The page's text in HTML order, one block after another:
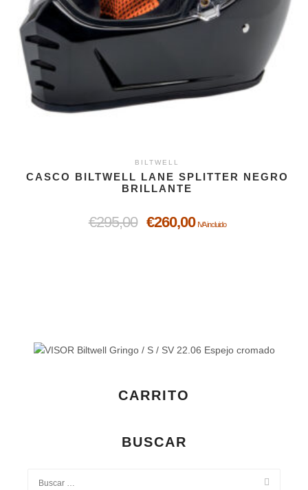
BILTWELL
CASCO BILTWELL LANE SPLITTER NEGRO
BRILLANTE
€295,00 €260,00 IVA incluido
CARRITO
BUSCAR